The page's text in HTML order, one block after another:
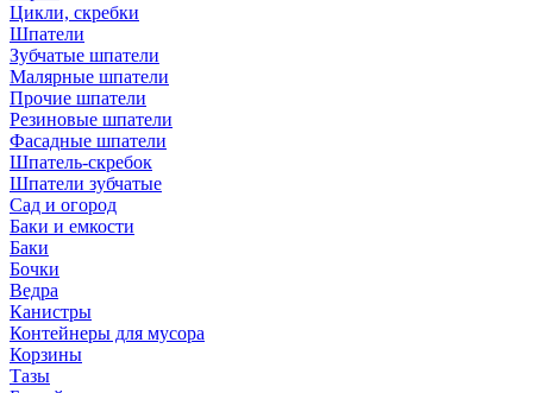
Цикли, скребки
Шпатели
Зубчатые шпатели
Малярные шпатели
Прочие шпатели
Резиновые шпатели
Фасадные шпатели
Шпатель-скребок
Шпатели зубчатые
Сад и огород
Баки и емкости
Баки
Бочки
Ведра
Канистры
Контейнеры для мусора
Корзины
Тазы